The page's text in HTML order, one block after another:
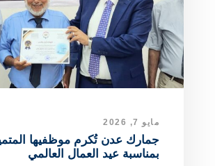
مايو 7, 2026
جمارك عدن تُكرم موظفيها
بمناسبة عيد العمال العالمي ​